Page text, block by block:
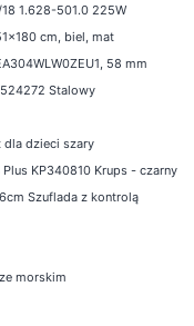
1.628-501.0 225W
cm, biel, mat
58 mm
Stalowy
dla dzieci szary
KP340810 Krups - czarny
Szuflada z kontrolą
morskim